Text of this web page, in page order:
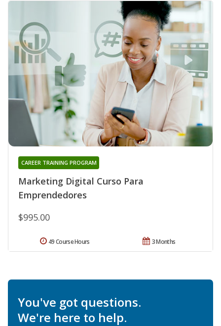
Marketing Digital Curso Para
Emprendedores
CAREER TRAINING PROGRAM
$995.00
3 Months
49 Course Hours
You've got questions.
We're here to help.